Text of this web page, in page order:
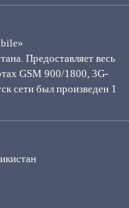
Предоставляет весь
GSM 900/1800, 3G-
сети был произведен 1